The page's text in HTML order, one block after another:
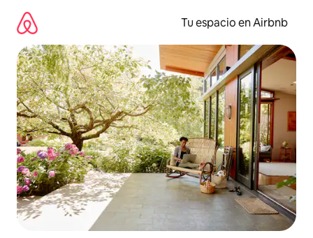
contenido
Tu espacio en Airbnb